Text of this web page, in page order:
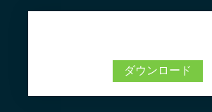
ダウンロード